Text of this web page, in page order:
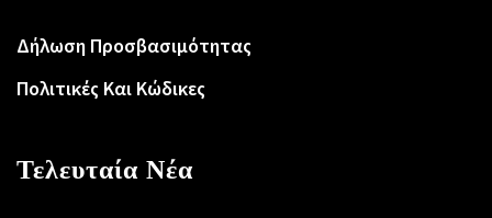
Δήλωση Προσβασιμότητας
Πολιτικές Και Κώδικες
Τελευταία Νέα